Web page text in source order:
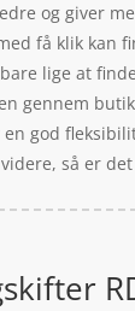
og giver
få klik kan
lige at
god
så er